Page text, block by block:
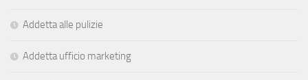
Addetta alle pulizie
Addetta ufficio marketing